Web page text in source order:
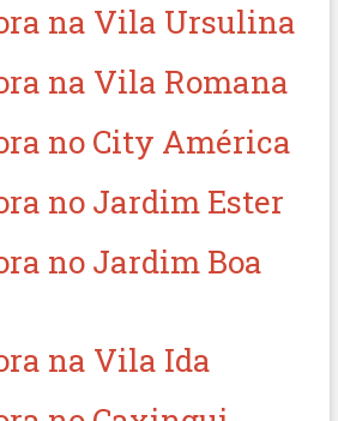
na Vila Ursulina
na Vila Romana
no City América
no Jardim Ester
no Jardim Boa
na Vila Ida